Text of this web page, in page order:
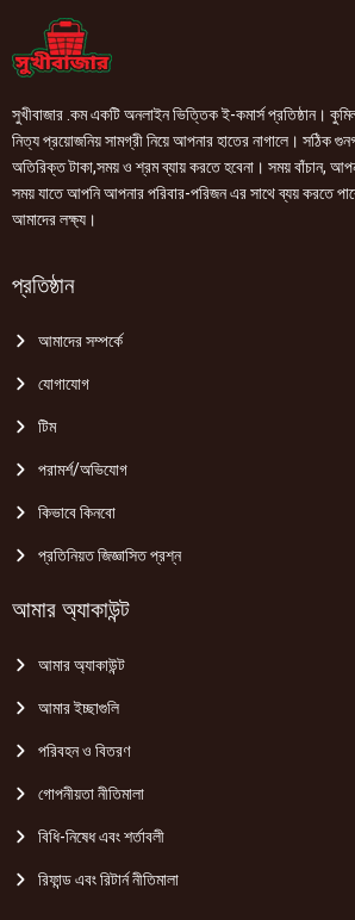
সুখীবাজার .কম একটি অনলাইন ভিত্তিক ই-কমার্স প্রতিষ্ঠান।
নিত্য প্রয়োজনিয় সামগ্রী নিয়ে আপনার হাতের নাগালে। সঠিক
অতিরিক্ত টাকা,সময় ও শ্রম ব্যায় করতে হবেনা। সময় বাঁচান,
সময় যাতে আপনি আপনার পরিবার-পরিজন এর সাথে ব্যয় করতে
আমাদের লক্ষ্য।
প্রতিষ্ঠান
আমাদের সম্পর্কে
যোগাযোগ
টিম
পরামর্শ/অভিযোগ
কিভাবে কিনবো
প্রতিনিয়ত জিজ্ঞাসিত প্রশ্ন
আমার অ্যাকাউন্ট
আমার অ্যাকাউন্ট
আমার ইচ্ছাগুলি
পরিবহন ও বিতরণ
গোপনীয়তা নীতিমালা
বিধি-নিষেধ এবং শর্তাবলী
রিফান্ড এবং রিটার্ন নীতিমালা